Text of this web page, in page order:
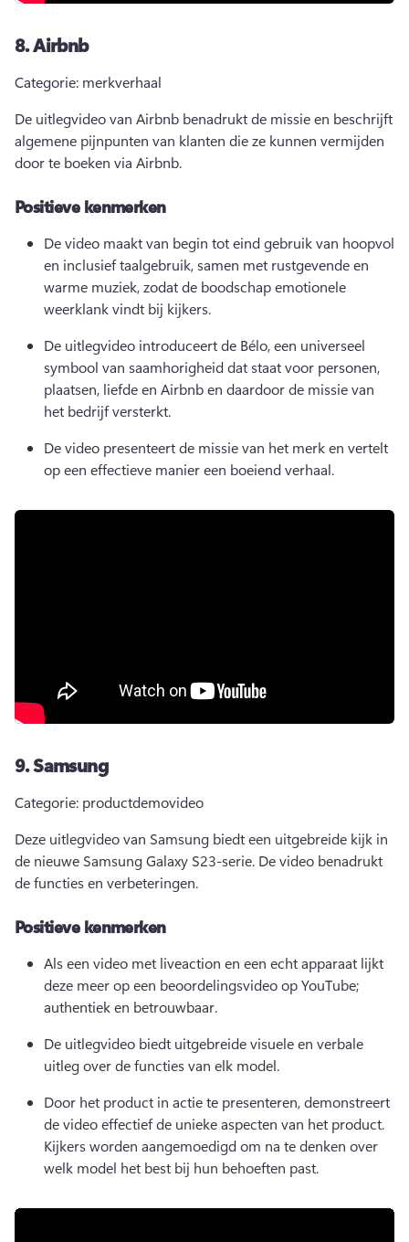
8.Airbnb
Categorie: merkverhaal
De uitlegvideo van Airbnb benadrukt de missie en beschrijft
algemene pijnpunten van klanten die ze kunnen vermijden
door te boeken via Airbnb.
Positieve kenmerken
De video maakt van begin tot eind gebruik van hoopvol
en inclusief taalgebruik, samen met rustgevende en
warme muziek, zodat de boodschap emotionele
weerklank vindt bij kijkers.
De uitlegvideo introduceert de Bélo, een universeel
symbool van saamhorigheid dat staat voor personen,
plaatsen, liefde en Airbnb en daardoor de missie van
het bedrijf versterkt.
De video presenteert de missie van het merk en vertelt
op een effectieve manier een boeiend verhaal.
9.Samsung
Categorie: productdemovideo
Deze uitlegvideo van Samsung biedt een uitgebreide kijk in
de nieuwe Samsung Galaxy S23-serie. De video benadrukt
de functies en verbeteringen.
Positieve kenmerken
Als een video met liveaction en een echt apparaat lijkt
deze meer op een beoordelingsvideo op YouTube;
authentiek en betrouwbaar.
De uitlegvideo biedt uitgebreide visuele en verbale
uitleg over de functies van elk model.
Door het product in actie te presenteren, demonstreert
de video effectief de unieke aspecten van het product.
Kijkers worden aangemoedigd om na te denken over
welk model het best bij hun behoeften past.